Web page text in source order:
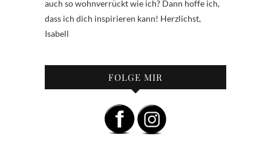
auch so wohnverrückt wie ich? Dann hoffe ich,
dass ich dich inspirieren kann! Herzlichst,
Isabell
FOLGE MIR